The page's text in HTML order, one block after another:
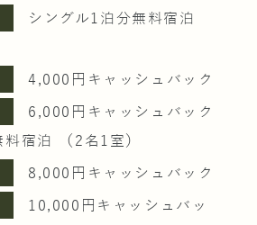
シングル1泊分無料宿泊
4,000円キャッシュバック
6,000円キャッシュバック
宿泊 （2名1室）
8,000円キャッシュバック
10,000円キャッシュバッ